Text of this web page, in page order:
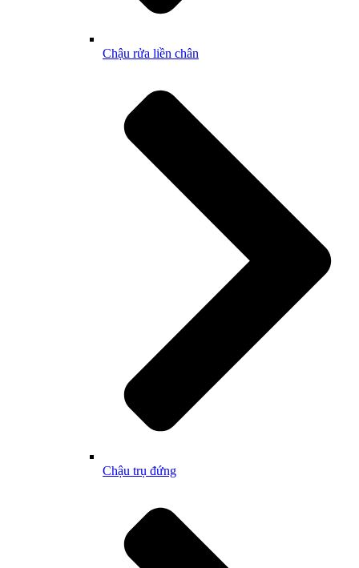
Chậu rửa liền chân
Chậu trụ đứng